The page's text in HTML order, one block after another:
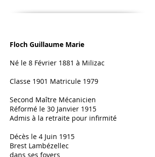
Floch Guillaume Marie​
Né le 8 Février 1881 à Milizac
Classe 1901 Matricule 1979
Second Maître Mécanicien
Réformé le 30 Janvier 1915
Admis à la retraite pour infirmité
Décès le 4 Juin 1915
Brest Lambézellec
dans ses foyers